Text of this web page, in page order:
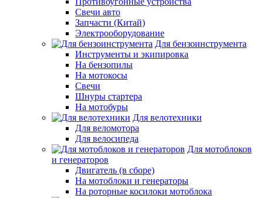
Свечи авто
Запчасти (Китай)
Электрооборудование
Для бензоинструмента
Инструменты и экипировка
На бензопилы
На мотокосы
Свечи
Шнуры стартера
На мотобуры
Для велотехники
Для веломотора
Для велосипеда
Для мотоблоков
и генераторов
Двигатель (в сборе)
На мотоблоки и генераторы
На роторные косилоки мотоблока